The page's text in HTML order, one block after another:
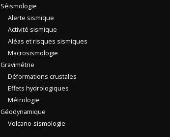
Séismologie
Alerte sismique
Activité sismique
Aléas et risques sismiques
Macrosismologie
Gravimétrie
Déformations crustales
Effets hydrologiques
Métrologie
Géodynamique
Volcano-sismologie